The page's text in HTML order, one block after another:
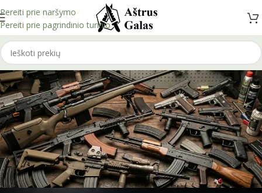
Pereiti prie naršymo
Pereiti prie pagrindinio turinio